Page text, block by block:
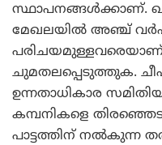
സ്ഥാപനങ്ങള്‍ക്കാണ്.
മേഖലയില്‍ അഞ്ച്
പരിചയമുള്ളവരെയാണ്
ചുമതലപ്പെടുത്തുക.
ഉന്നതാധികാര
കമ്പനികളെ
പാട്ടത്തിന് നല്‍കുന്ന